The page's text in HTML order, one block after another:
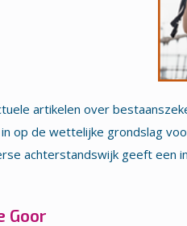
artikelen over
in op de wettelijke grondslag
achterstandswijk geeft een
Goor